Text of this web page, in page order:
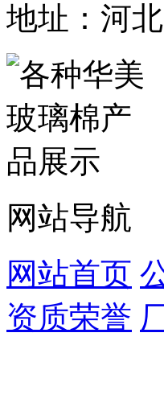
地址：河
网站导航
网站首页
资质荣誉